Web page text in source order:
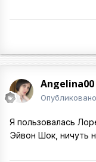
Angelina00
Опубликовано
Я пользовалась
Эйвон Шок, ничуть